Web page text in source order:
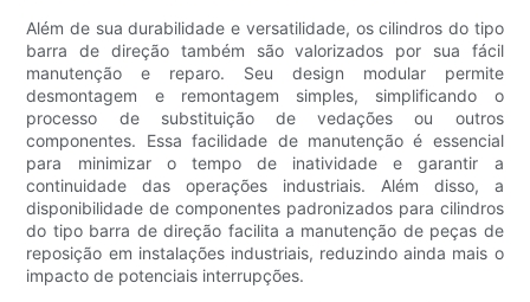
Além de sua durabilidade e versatilidade, os cilindros do tipo
barra de direção também são valorizados por sua fácil
manutenção e reparo. Seu design modular permite
desmontagem e remontagem simples, simplificando o
processo de substituição de vedações ou outros
componentes. Essa facilidade de manutenção é essencial
para minimizar o tempo de inatividade e garantir a
continuidade das operações industriais. Além disso, a
disponibilidade de componentes padronizados para cilindros
do tipo barra de direção facilita a manutenção de peças de
reposição em instalações industriais, reduzindo ainda mais o
impacto de potenciais interrupções.